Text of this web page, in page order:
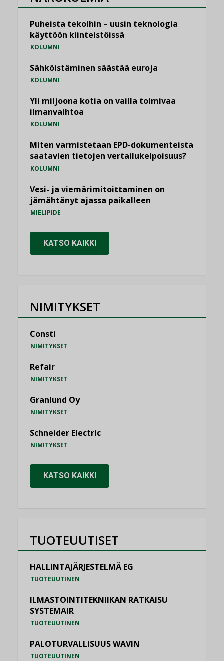
Puheista tekoihin – uusin teknologia
käyttöön kiinteistöissä
KOLUMNI
Sähköistäminen säästää euroja
KOLUMNI
Yli miljoona kotia on vailla toimivaa
ilmanvaihtoa
KOLUMNI
Miten varmistetaan EPD-dokumenteista
saatavien tietojen vertailukelpoisuus?
KOLUMNI
Vesi- ja viemärimitoittaminen on
jämähtänyt ajassa paikalleen
MIELIPIDE
KATSO KAIKKI
NIMITYKSET
Consti
NIMITYKSET
Refair
NIMITYKSET
Granlund Oy
NIMITYKSET
Schneider Electric
NIMITYKSET
KATSO KAIKKI
TUOTEUUTISET
HALLINTAJÄRJESTELMÄ EG
TUOTEUUTINEN
ILMASTOINTITEKNIIKAN RATKAISU
SYSTEMAIR
TUOTEUUTINEN
PALOTURVALLISUUS WAVIN
TUOTEUUTINEN